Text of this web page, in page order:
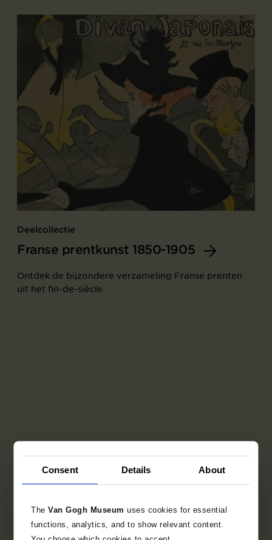
Consent Details About
TheVan Gogh Museumuses cookies for essential
functions, analytics, and to show relevant content.
Deelcollectie
Franse prentkunst 1850-1905
Ontdek de bijzondere verzameling Franse prenten
uit het fin-de-siècle.